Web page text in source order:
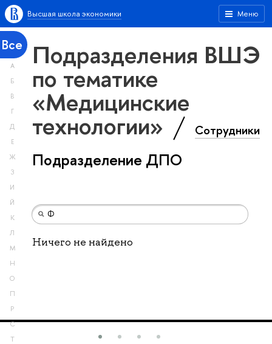
Меню
Высшая школа экономики
Все
А
Б
В
Г
Д
Е
Ж
З
И
Й
К
Л
М
Н
О
П
Р
С
Т
Подразделения ВШЭ
по тематике
«Медицинские
технологии» Сотрудники
Подразделение ДПО
Ничего не найдено